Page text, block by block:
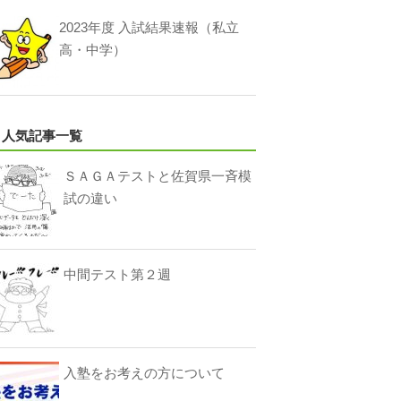
2023年度 入試結果速報（私立
高・中学）
人気記事一覧
ＳＡＧＡテストと佐賀県一斉模
試の違い
中間テスト第２週
入塾をお考えの方について